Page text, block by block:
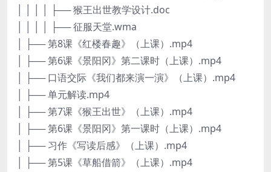
│ │ │ │ ├── 猴王出世教学设计.doc
│ │ │ │ ├── 征服天堂.wma
│ ├── 第8课《红楼春趣》（上课）.mp4
│ ├── 第6课《景阳冈》第二课时（上课）.mp4
│ ├── 口语交际《我们都来演一演》（上课）.mp4
│ ├── 单元解读.mp4
│ ├── 第7课《猴王出世》（上课）.mp4
│ ├── 第6课《景阳冈》第一课时（上课）.mp4
│ ├── 习作《写读后感》（上课）.mp4
│ ├── 第5课《草船借箭》（上课）.mp4